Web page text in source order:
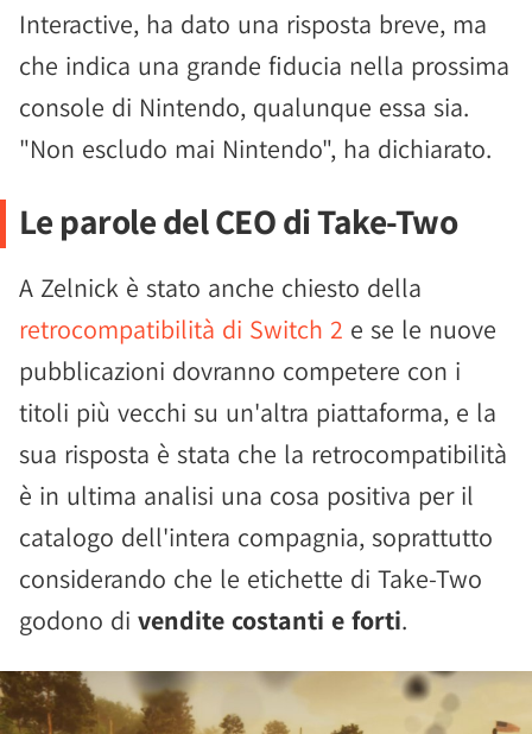
Interactive, ha dato una risposta breve, ma
che indica una grande fiducia nella prossima
console di Nintendo, qualunque essa sia.
"Non escludo mai Nintendo", ha dichiarato.
Le parole del CEO di Take-Two
A Zelnick è stato anche chiesto della
retrocompatibilità di Switch 2 e se le nuove
pubblicazioni dovranno competere con i
titoli più vecchi su un'altra piattaforma, e la
sua risposta è stata che la retrocompatibilità
è in ultima analisi una cosa positiva per il
catalogo dell'intera compagnia, soprattutto
considerando che le etichette di Take-Two
godono di vendite costanti e forti.